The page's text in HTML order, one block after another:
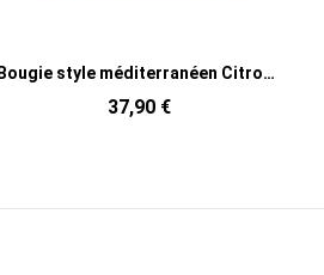
Bougie style méditerranéen Citronnelle 25 H Terre cuite Bleu Blanc Cire Rivéa
43,90 €